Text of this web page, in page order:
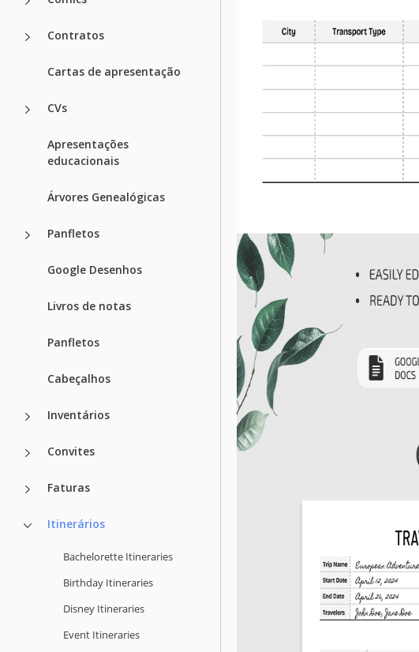
Contratos
Cartas de apresentação
CVs
Apresentações
educacionais
Árvores Genealógicas
Panfletos
Google Desenhos
Livros de notas
Panfletos
Cabeçalhos
Inventários
Convites
Faturas
Itinerários
Bachelorette Itineraries
Birthday Itineraries
Disney Itineraries
Event Itineraries